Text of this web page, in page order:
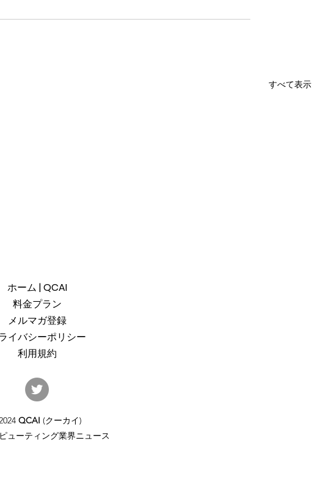
すべて表示
QuATに冷却原子
式の米国QuEra社
万米ドル）。設置
量子ビットの第2
ホーム | QCAI
料金プラン
メルマガ登録
イバシーポリシー
利用規約
QCAI (クーカイ)
ューティング業界ニュース